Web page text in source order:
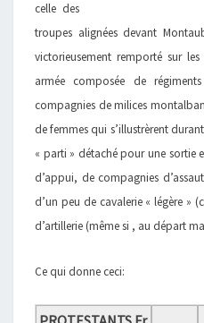
celle des
troupes alignées devant
victorieusement remporté sur
armée composée de
compagnies de milices
de femmes qui s’illustrèrent
« parti » détaché pour une sortie
d’appui, de compagnies
d’un peu de cavalerie « légère »
d’artillerie (même si , au départ
Ce qui donne ceci: